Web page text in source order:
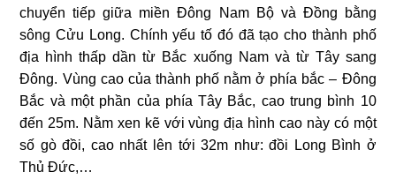
chuyển tiếp giữa miền Đông Nam Bộ và Đồng bằng
sông Cửu Long. Chính yếu tố đó đã tạo cho thành phố
địa hình thấp dần từ Bắc xuống Nam và từ Tây sang
Đông. Vùng cao của thành phố nằm ở phía bắc – Đông
Bắc và một phần của phía Tây Bắc, cao trung bình 10
đến 25m. Nằm xen kẽ với vùng địa hình cao này có một
số gò đồi, cao nhất lên tới 32m như: đồi Long Bình ở
Thủ Đức,…